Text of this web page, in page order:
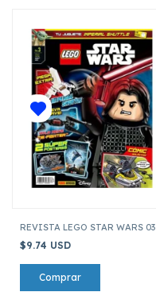
REVISTA LEGO STAR WARS 03
$9.74 USD